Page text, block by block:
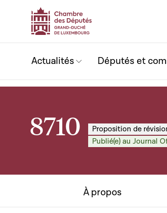
Actualités Députés et
8710
Proposition de
Publié(e) au Journal
À propos